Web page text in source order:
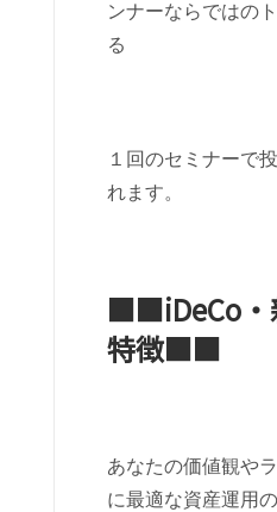
ンナーならではの
る
１回のセミナーで
れます。
■■iDeCo・
特徴■■
あなたの価値観や
に最適な資産運用